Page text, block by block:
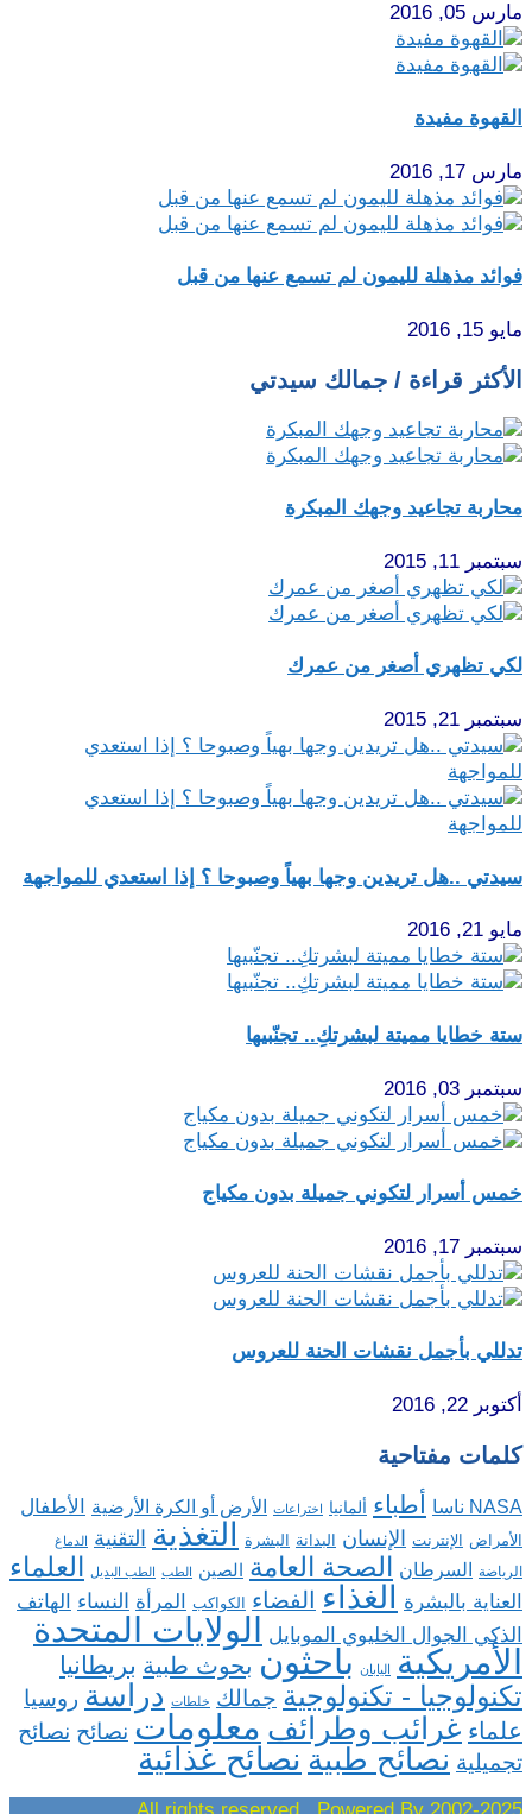
مارس 05, 2016
القهوة مفيدة
مارس 17, 2016
فوائد مذهلة لليمون لم تسمع عنها من قبل
مايو 15, 2016
الأكثر قراءة / جمالك سيدتي
محاربة تجاعيد وجهك المبكرة
سبتمبر 11, 2015
لكي تظهري أصغر من عمرك
سبتمبر 21, 2015
سيدتي ..هل تريدين وجها بهياً وصبوحا ؟ إذا استعدي للمواجهة
مايو 21, 2016
ستة خطايا مميتة لبشرتكِ.. تجنّبيها
سبتمبر 03, 2016
خمس أسرار لتكوني جميلة بدون مكياج
سبتمبر 17, 2016
تدللي بأجمل نقشات الحنة للعروس
أكتوبر 22, 2016
كلمات مفتاحية
NASA ناسا أطباء ألمانيا اختراعات الأرض أو الكرة الأرضية الأطفال
الأمراض الإنترنت الإنسان البدانة البشرة التغذية التقنية الدماغ
الرياضة السرطان الصحة العامة الصين الطب الطب البديل العلماء
العناية بالبشرة الغذاء الفضاء الكواكب المرأة النساء
الهاتف
الذكي الجوال الخليوي الموبايل
الولايات المتحدة
الأمريكية
اليابان باحثون بحوث طبية بريطانيا
تكنولوجيا - تكنولوجية جمالك خلطات دراسة روسيا
علماء غرائب وطرائف معلومات نصائح نصائح
تجميلية نصائح طبية نصائح غذائية
2002-2025 All rights reserved , Powered By